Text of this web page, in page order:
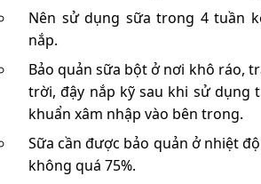
Nên sử dụng sữa trong 4 tuần
nắp.
Bảo quản sữa bột ở nơi khô ráo,
trời, đậy nắp kỹ sau khi sử dụng
khuẩn xâm nhập vào bên trong.
Sữa cần được bảo quản ở nhiệt
không quá 75%.